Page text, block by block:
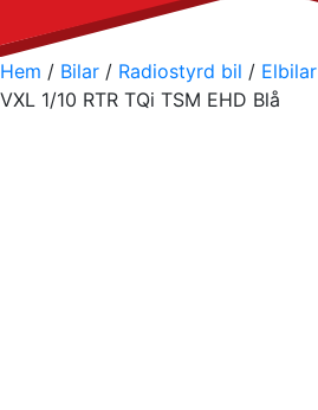
Hem / Bilar / Radiostyrd bil / Elbilar
VXL 1/10 RTR TQi TSM EHD Blå